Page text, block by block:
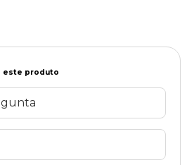
este produto